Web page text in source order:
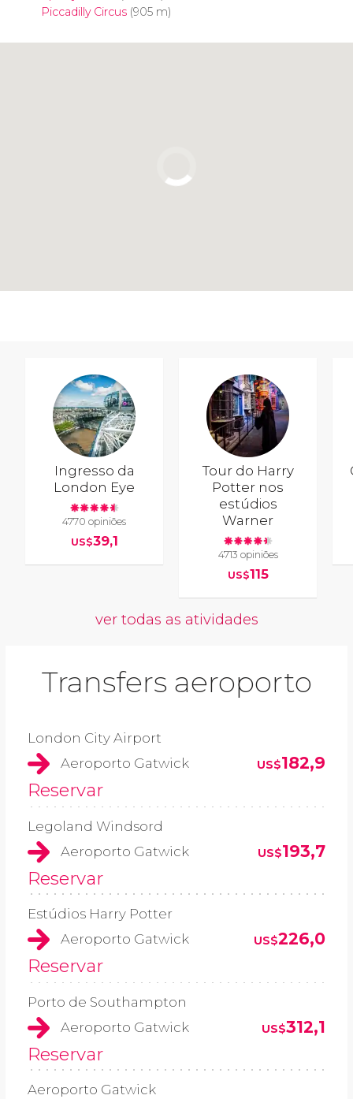
Piccadilly Circus(905 m)
Ingresso da
London Eye
4770 opiniões
US$39,1
Tour do Harry
Potter nos
estúdios
Warner
4713 opiniões
US$115
ver todas as atividades
Transfers aeroporto
London City Airport
Aeroporto Gatwick
US$182,9
Reservar
Legoland Windsord
Aeroporto Gatwick
US$193,7
Reservar
Estúdios Harry Potter
Aeroporto Gatwick
US$226,0
Reservar
Porto de Southampton
Aeroporto Gatwick
US$312,1
Reservar
Aeroporto Gatwick